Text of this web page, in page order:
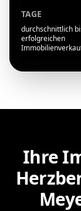
TAGE
durchschnittlich
erfolgreichen
Ihre